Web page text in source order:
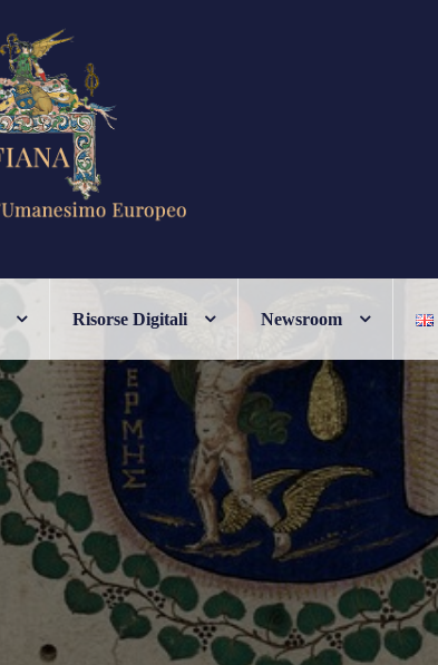
Risorse Digitali Newsroom